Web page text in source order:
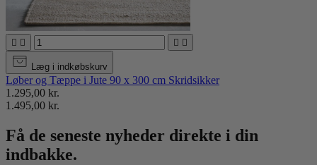
   
Læg i indkøbskurv
Løber og Tæppe i Jute 90 x 300 cm Skridsikker
1.295,00 kr.
1.495,00 kr.
Få de seneste nyheder direkte i din
indbakke.